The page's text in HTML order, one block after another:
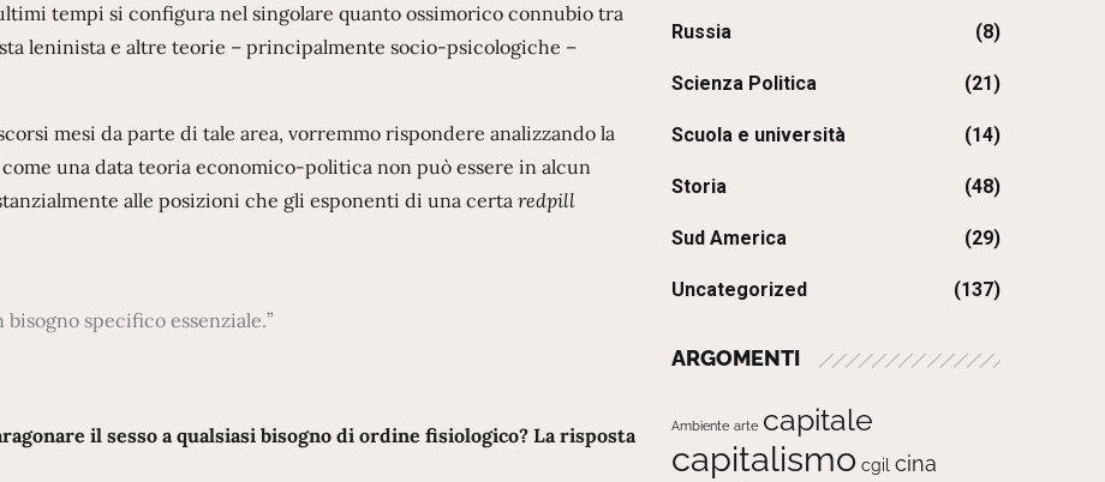
tempi si configura nel singolare quanto ossimorico connubio tra
leninista e altre teorie – principalmente socio-psicologiche –
mesi da parte di tale area, vorremmo rispondere analizzando la
una data teoria economico-politica non può essere in alcun
alle posizioni che gli esponenti di una certa redpill
specifico essenziale.
il sesso a qualsiasi bisogno di ordine fisiologico? La risposta
Russia (8)
Scienza Politica (21)
Scuola e università (14)
Storia (48)
Sud America (29)
Uncategorized (137)
ARGOMENTI
Ambiente arte capitale
capitalismo cgil cina